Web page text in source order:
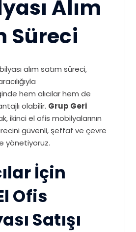
Alım
Süreci
alım satım süreci,
hem alıcılar hem de
olabilir. Grup Geri
ikinci el ofis mobilyalarının
güvenli, şeffaf ve çevre
yönetiyoruz.
İçin
Ofis
Satışı